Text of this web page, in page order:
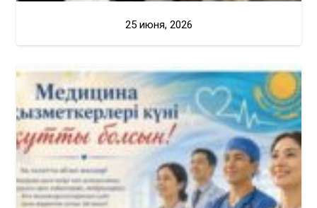
25 июня, 2026